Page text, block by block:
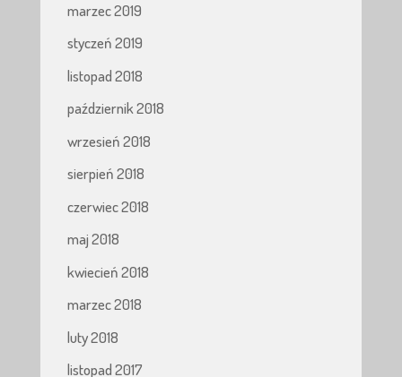
marzec 2019
styczeń 2019
listopad 2018
październik 2018
wrzesień 2018
sierpień 2018
czerwiec 2018
maj 2018
kwiecień 2018
marzec 2018
luty 2018
listopad 2017